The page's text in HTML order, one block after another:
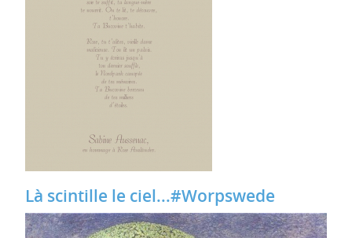
Là scintille le ciel...#Worpswede